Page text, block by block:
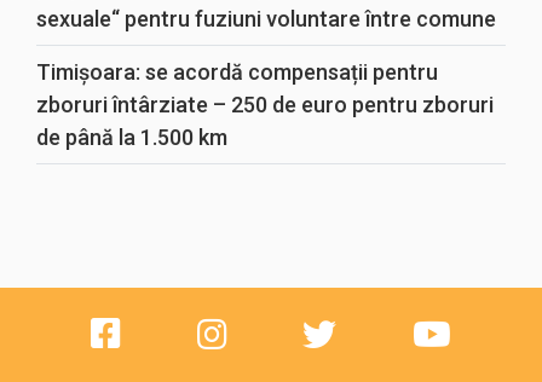
sexuale“ pentru fuziuni voluntare între comune
Timișoara: se acordă compensații pentru
zboruri întârziate – 250 de euro pentru zboruri
de până la 1.500 km